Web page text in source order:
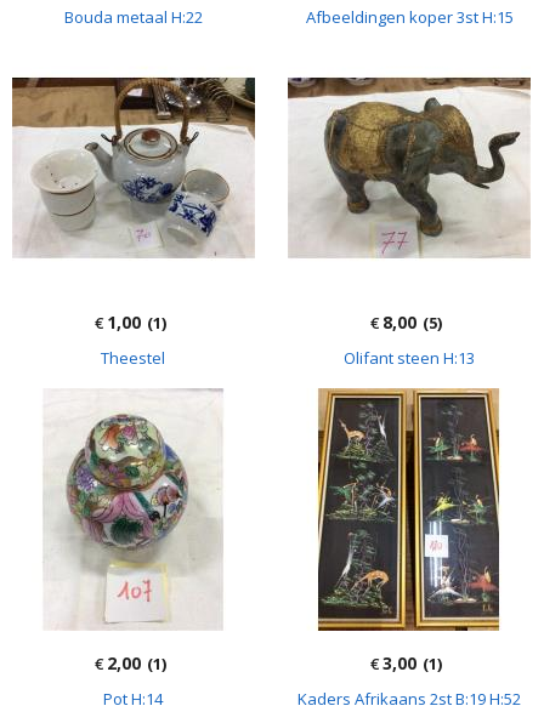
Bouda metaal H:22
Afbeeldingen koper 3st H:15
€1,00 (1)
Theestel
€8,00 (5)
Olifant steen H:13
€2,00 (1)
Pot H:14
€3,00 (1)
Kaders Afrikaans 2st B:19 H:52